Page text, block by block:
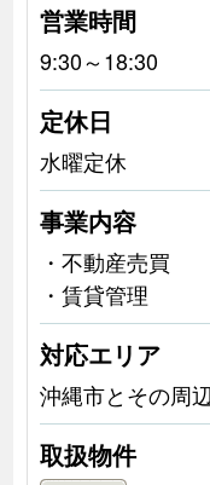
営業時間
9:30～18:30
定休日
水曜定休
事業内容
・不動産売買
・賃貸管理
対応エリア
沖縄市とその周辺
取扱物件